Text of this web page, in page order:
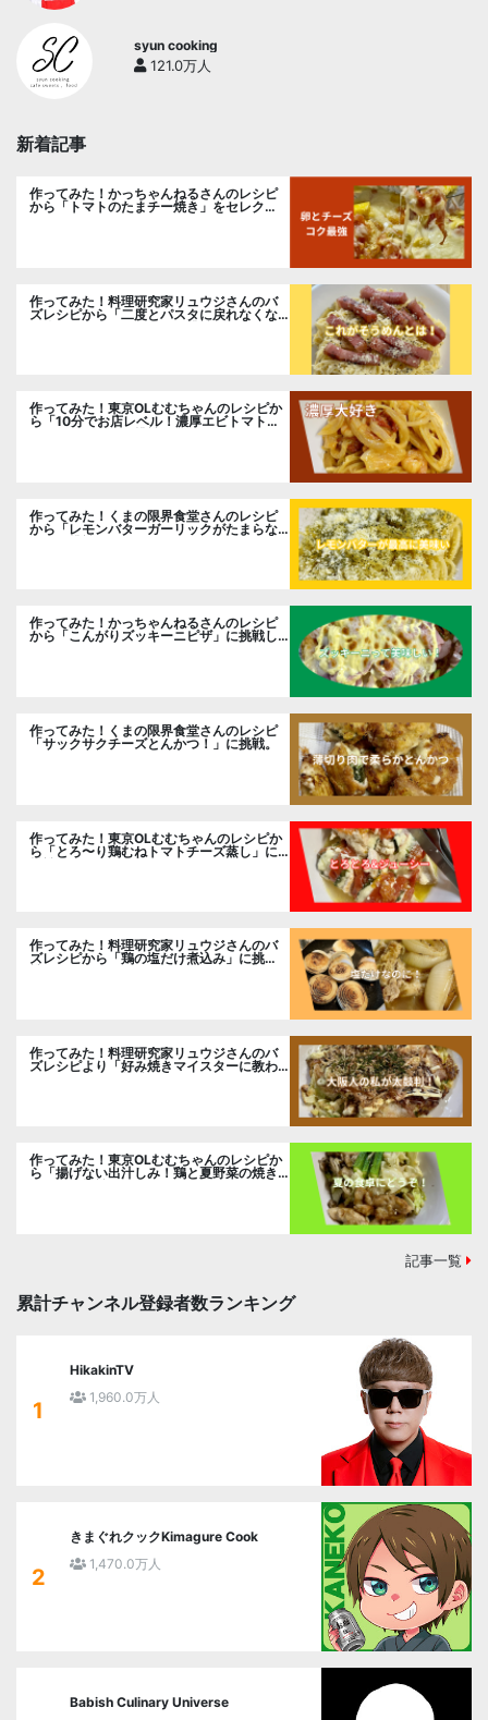
syun cooking
121.0万人
新着記事
作ってみた！かっちゃんねるさんのレシピ
から「トマトのたまチー焼き」をセレク
作ってみた！料理研究家リュウジさんのバ
ズレシピから「二度とパスタに戻れなくな
る冷やしカルボナーラ」に挑戦。
作ってみた！東京OLむむちゃんのレシピか
ら「10分でお店レベル！濃厚エビトマトク
作ってみた！くまの限界食堂さんのレシピ
から「レモンバターガーリックがたまらな
い」に挑戦。
作ってみた！かっちゃんねるさんのレシピ
から「こんがりズッキーニピザ」に挑戦し
作ってみた！くまの限界食堂さんのレシピ
「サックサクチーズとんかつ！」に挑戦。
作ってみた！東京OLむむちゃんのレシピか
ら「とろ〜り鶏むねトマトチーズ蒸し」に
挑戦
作ってみた！料理研究家リュウジさんのバ
ズレシピから「鶏の塩だけ煮込み」に挑
作ってみた！料理研究家リュウジさんのバ
ズレシピより「好み焼きマイスターに教わ
るお好み焼」に挑戦。
作ってみた！東京OLむむちゃんのレシピか
ら「揚げない出汁しみ！鶏と夏野菜の焼き
記事一覧
累計チャンネル登録者数ランキング
1
HikakinTV
1,960.0万人
2
きまぐれクックKimagure Cook
1,470.0万人
Babish Culinary Universe